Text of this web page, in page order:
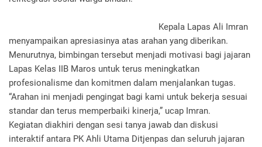
Kepala Lapas Ali Imran
menyampaikan apresiasinya atas arahan yang diberikan.
Menurutnya, bimbingan tersebut menjadi motivasi bagi jajaran
Lapas Kelas IIB Maros untuk terus meningkatkan
profesionalisme dan komitmen dalam menjalankan tugas.
“Arahan ini menjadi pengingat bagi kami untuk bekerja sesuai
standar dan terus memperbaiki kinerja,” ucap Imran.
Kegiatan diakhiri dengan sesi tanya jawab dan diskusi
interaktif antara PK Ahli Utama Ditjenpas dan seluruh jajaran